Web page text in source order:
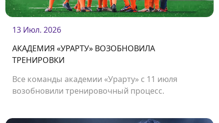
13 Июл. 2026
АКАДЕМИЯ «УРАРТУ» ВОЗОБНОВИЛА
ТРЕНИРОВКИ
Все команды академии «Урарту» с 11 июля
возобновили тренировочный процесс.